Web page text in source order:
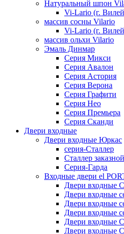
Натуральный шпон
Vi-Lario (г.
массив сосны Vilario
Vi-Lario (г.
массив ольхи Vilario
Эмаль Динмар
Серия Микси
Серия Авалон
Серия Астория
Серия Верона
Серия Графити
Серия Нео
Серия Премьера
Серия Сканди
Двери входные
Двери входные Юркас
серия-Сталлер
Сталлер заказной
Серия-Гарда
Входные двери el
Двери входные
Двери входные
Двери входные
Двери входные
Двери входные
Двери входные